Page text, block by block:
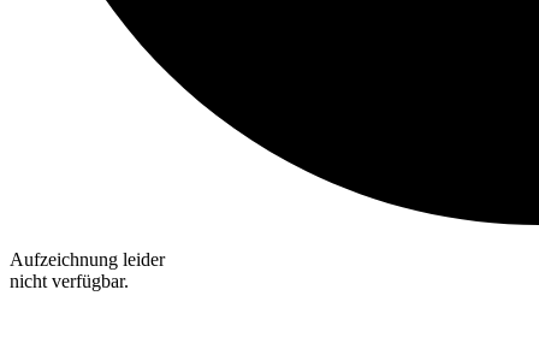
Aufzeichnung leider
nicht verfügbar.